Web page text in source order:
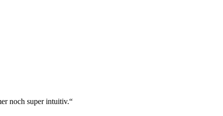
noch super intuitiv.“